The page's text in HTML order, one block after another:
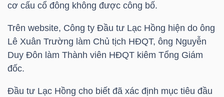
cơ cấu cổ đông không được công bố.
Trên website, Công ty Đầu tư Lạc Hồng hiện do ông
Lê Xuân Trường làm Chủ tịch HĐQT, ông Nguyễn
Duy Đôn làm Thành viên HĐQT kiêm Tổng Giám
đốc.
Đầu tư Lạc Hồng cho biết đã xác định mục tiêu đầu
Ngành
(-)
VS-
SECTOR